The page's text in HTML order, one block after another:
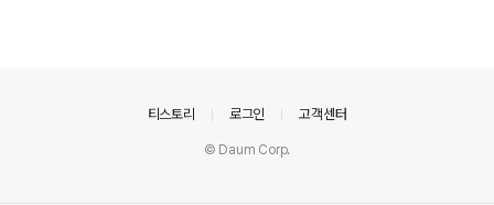
티스토리 로그인 고객센터
© Daum Corp.